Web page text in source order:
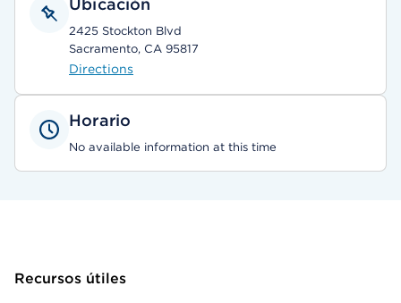
Ubicación
2425 Stockton Blvd
Sacramento, CA 95817
Directions
Horario
No available information at this time
Recursos útiles